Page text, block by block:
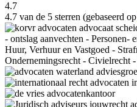
4.7
4.7 van de 5 sterren (gebaseerd op